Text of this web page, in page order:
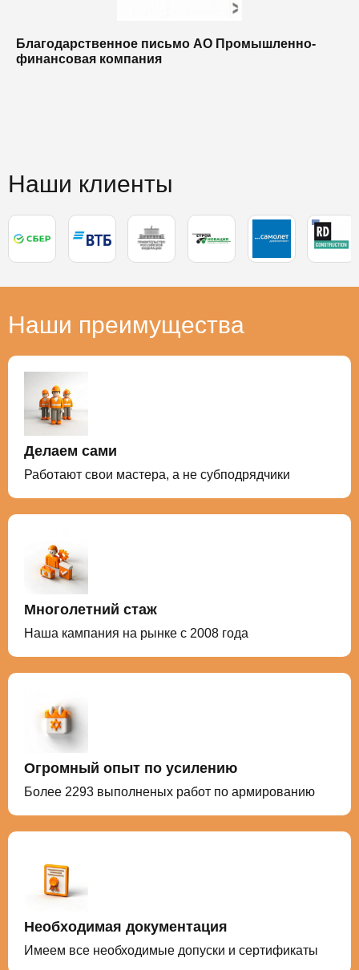
Благодарственное письмо АО Промышленно-
финансовая компания
Наши клиенты
Наши преимущества
Делаем сами
Работают свои мастера, а не субподрядчики
Многолетний стаж
Наша кампания на рынке с 2008 года
Огромный опыт по усилению
Более 2293 выполненых работ по армированию
Необходимая документация
Имеем все необходимые допуски и сертификаты